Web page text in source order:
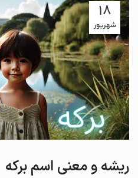
18
شهریور
ریشه و معنی اسم برکه